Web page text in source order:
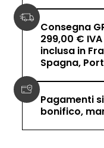
Consegna
299,00 €
inclusa in
Spagna,
Pagamenti
bonifico,